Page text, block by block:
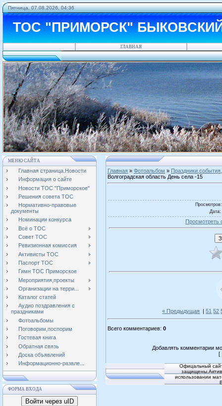
Пятница, 07.08.2026, 04:36
ТОС "ПРИМОРСК"
ГЛАВНАЯ
МЕНЮ САЙТА
Главная страница.Новости
Информация о сайте
Новости ТОС "Приморское"
Решения совета ТОС
Нормативно-правовые
документы
Номинации конкурса
Всё о ТОС
Совет ТОС
Ревизионная комиссия
Активисты ТОС
Паспорт ТОС
Гимн ТОС Приморское
Мероприятия,проекты
Организации на терри...
Каталог статей
Аудио поздравления с
праздниками
Фотоальбомы
Поговорим,поспорим
Гостевая книга
Обратная связь
Доска объявлений
Информационно-развле...
ФОРМА ВХОДА
Войти через uID
Главная » Фотоальбом »
Волгоградская область День села -15
Просмотров
Дата:
Просмотреть
« Предыдущая |51 52
Всего комментариев: 0
Добавлять комментарии
[
Офицальный
использовании